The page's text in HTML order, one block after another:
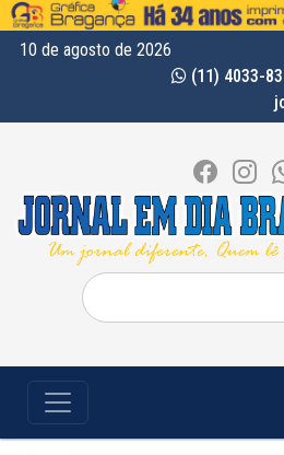
10 de agosto de 2026
(11) 4033-
Pesquisar
por: